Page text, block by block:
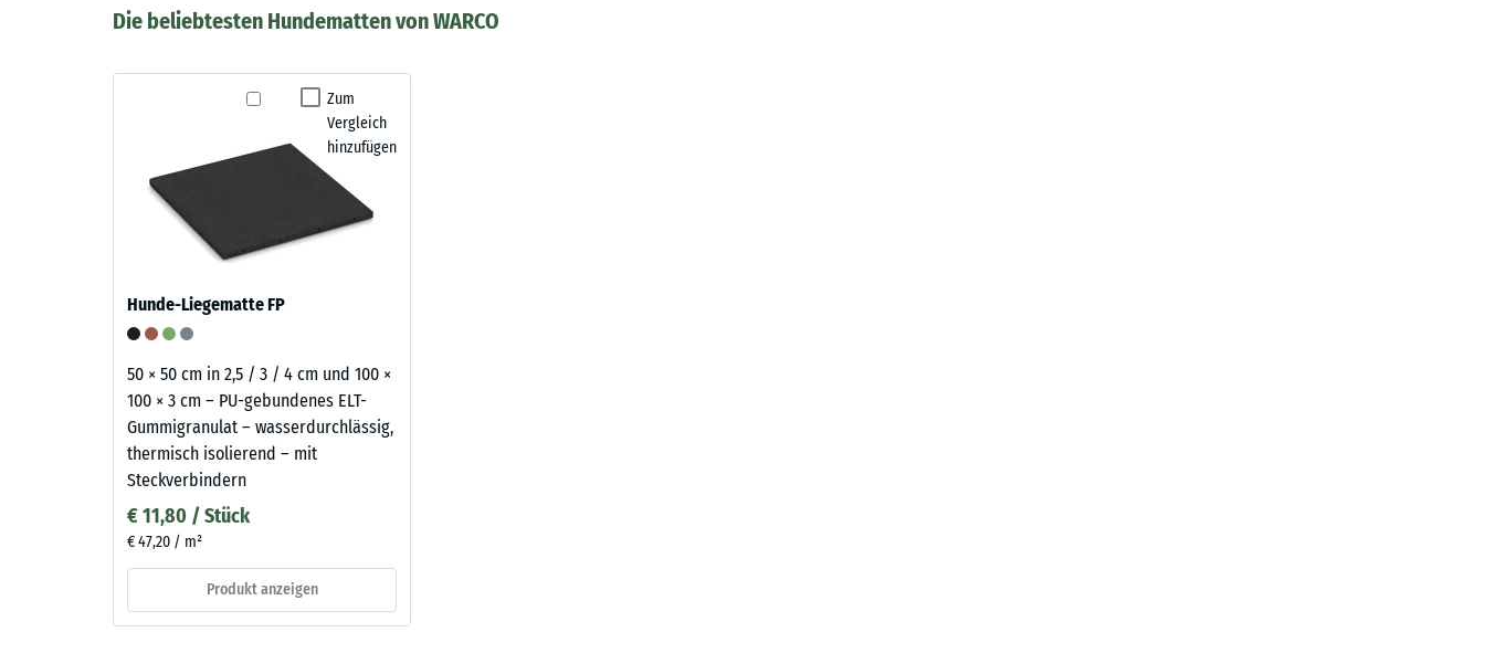
Die beliebtesten Hundematten von WARCO
Zum
Vergleich
hinzufügen
Hunde-Liegematte FP
50 × 50 cm in 2,5 / 3 / 4 cm und 100 ×
100 × 3 cm – PU-gebundenes ELT-
Gummigranulat – wasserdurchlässig,
thermisch isolierend – mit
Steckverbindern
€ 11,80 / Stück
€ 47,20 / m²
Produkt anzeigen